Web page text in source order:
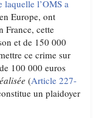
laquelle l’OMS a
Europe, ont
France, cette
et de 150 000
ce crime sur
100 000 euros
(Article 227-
un plaidoyer